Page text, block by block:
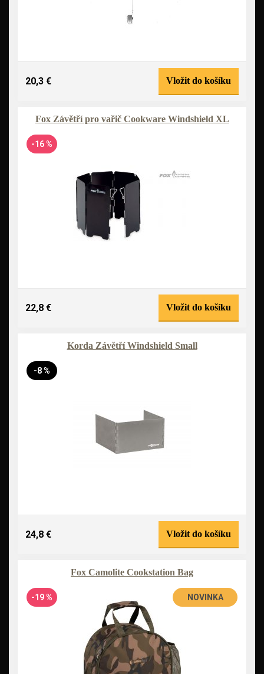
20,3 € Vložit do košíku
Fox Závětří pro vařič Cookware Windshield XL
-16 %
22,8 € Vložit do košíku
Korda Závětří Windshield Small
-8 %
24,8 € Vložit do košíku
Fox Camolite Cookstation Bag
-19 % NOVINKA